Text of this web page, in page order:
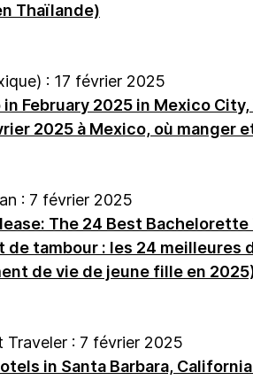
Thaïlande)
: 17 février 2025
February 2025 in Mexico
2025 à Mexico, où manger
: 7 février 2025
The 24 Best
de tambour : les 24 meilleures
de vie de jeune fille en
Traveler : 7 février 2025
in Santa Barbara,